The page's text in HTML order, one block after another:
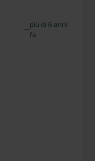
—più di 6 anni
fa